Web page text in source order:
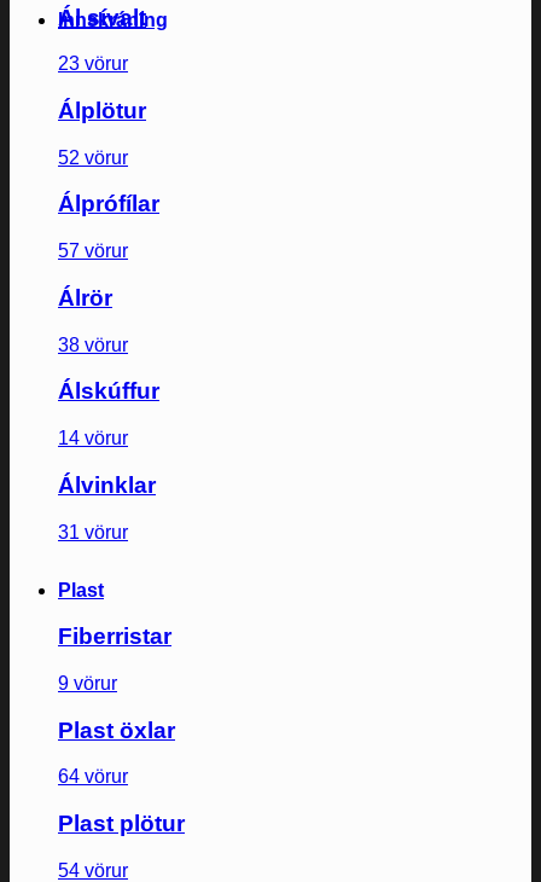
Innskráning
Ál sívalt
23 vörur
Álplötur
52 vörur
Álprófílar
57 vörur
Álrör
38 vörur
Álskúffur
14 vörur
Álvinklar
31 vörur
Plast
Fiberristar
9 vörur
Plast öxlar
64 vörur
Plast plötur
54 vörur